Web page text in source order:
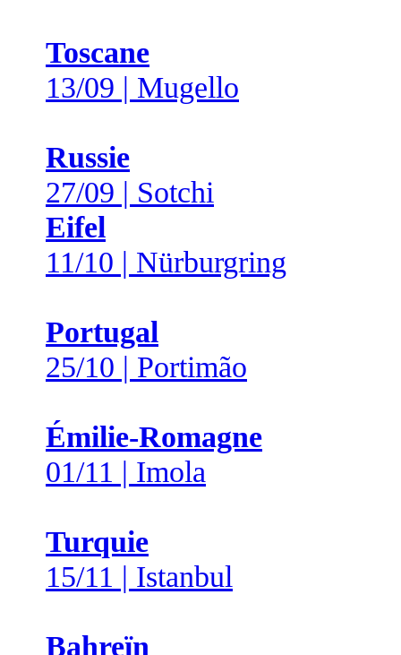
Toscane
13/09 | Mugello
Russie
27/09 | Sotchi
Eifel
11/10 | Nürburgring
Portugal
25/10 | Portimão
Émilie-Romagne
01/11 | Imola
Turquie
15/11 | Istanbul
Bahreïn